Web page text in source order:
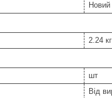
Новий
2.24 кг
шт
Від